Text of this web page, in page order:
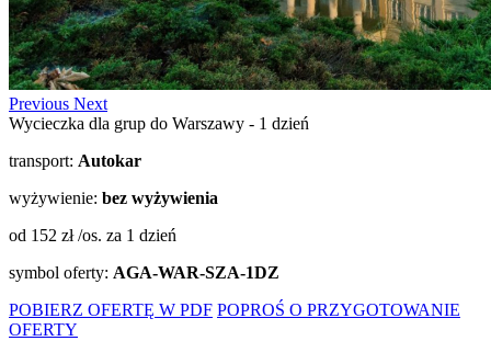
Previous Next
Wycieczka dla grup do Warszawy - 1 dzień
transport: Autokar
wyżywienie: bez wyżywienia
od 152 zł /os. za 1 dzień
symbol oferty: AGA-WAR-SZA-1DZ
POBIERZ OFERTĘ W PDF POPROŚ O PRZYGOTOWANIE
OFERTY